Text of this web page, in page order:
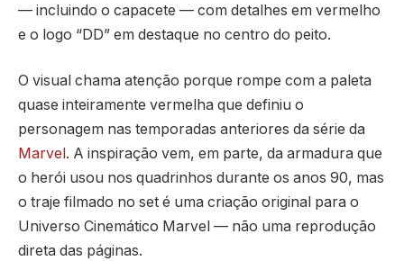
— incluindo o capacete — com detalhes em vermelho
e o logo “DD” em destaque no centro do peito.
O visual chama atenção porque rompe com a paleta
quase inteiramente vermelha que definiu o
personagem nas temporadas anteriores da série da
Marvel . A inspiração vem, em parte, da armadura que
o herói usou nos quadrinhos durante os anos 90, mas
o traje filmado no set é uma criação original para o
Universo Cinemático Marvel — não uma reprodução
direta das páginas.